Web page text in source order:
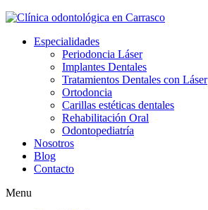
Especialidades
Periodoncia Láser
Implantes Dentales
Tratamientos Dentales con Láser
Ortodoncia
Carillas estéticas dentales
Rehabilitación Oral
Odontopediatría
Nosotros
Blog
Contacto
Menu